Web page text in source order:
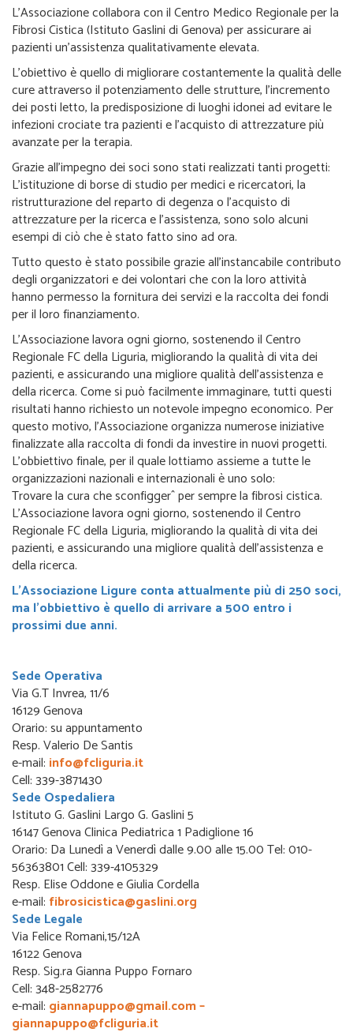
L’Associazione collabora con il Centro Medico Regionale per la
Fibrosi Cistica (Istituto Gaslini di Genova) per assicurare ai
pazienti un’assistenza qualitativamente elevata.
L’obiettivo è quello di migliorare costantemente la qualità delle
cure attraverso il potenziamento delle strutture, l’incremento
dei posti letto, la predisposizione di luoghi idonei ad evitare le
infezioni crociate tra pazienti e l’acquisto di attrezzature più
avanzate per la terapia.
Grazie all’impegno dei soci sono stati realizzati tanti progetti:
L’istituzione di borse di studio per medici e ricercatori, la
ristrutturazione del reparto di degenza o l’acquisto di
attrezzature per la ricerca e l’assistenza, sono solo alcuni
esempi di ciò che è stato fatto sino ad ora.
Tutto questo è stato possibile grazie all’instancabile contributo
degli organizzatori e dei volontari che con la loro attività
hanno permesso la fornitura dei servizi e la raccolta dei fondi
per il loro finanziamento.
L’Associazione lavora ogni giorno, sostenendo il Centro
Regionale FC della Liguria, migliorando la qualità di vita dei
pazienti, e assicurando una migliore qualità dell’assistenza e
della ricerca. Come si può facilmente immaginare, tutti questi
risultati hanno richiesto un notevole impegno economico. Per
questo motivo, l’Associazione organizza numerose iniziative
finalizzate alla raccolta di fondi da investire in nuovi progetti.
L’obbiettivo finale, per il quale lottiamo assieme a tutte le
organizzazioni nazionali e internazionali è uno solo:
Trovare la cura che sconfiggerˆ per sempre la fibrosi cistica.
L’Associazione lavora ogni giorno, sostenendo il Centro
Regionale FC della Liguria, migliorando la qualità di vita dei
pazienti, e assicurando una migliore qualità dell’assistenza e
della ricerca.
L’Associazione Ligure conta attualmente più di 250 soci,
ma l’obbiettivo è quello di arrivare a 500 entro i
prossimi due anni.
Sede Operativa
Via G.T Invrea, 11/6
16129 Genova
Orario: su appuntamento
Resp. Valerio De Santis
e-mail: info@fcliguria.it
Cell: 339-3871430
Sede Ospedaliera
Istituto G. Gaslini Largo G. Gaslini 5
16147 Genova Clinica Pediatrica 1 Padiglione 16
Orario: Da Lunedì a Venerdì dalle 9.00 alle 15.00 Tel: 010-
56363801 Cell: 339-4105329
Resp. Elise Oddone e Giulia Cordella
e-mail: fibrosicistica@gaslini.org
Sede Legale
Via Felice Romani,15/12A
16122 Genova
Resp. Sig.ra Gianna Puppo Fornaro
Cell: 348-2582776
e-mail: giannapuppo@gmail.com –
giannapuppo@fcliguria.it